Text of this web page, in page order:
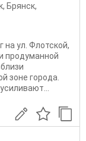
, Брянск,
ул. Флотской,
продуманной
зоне города.